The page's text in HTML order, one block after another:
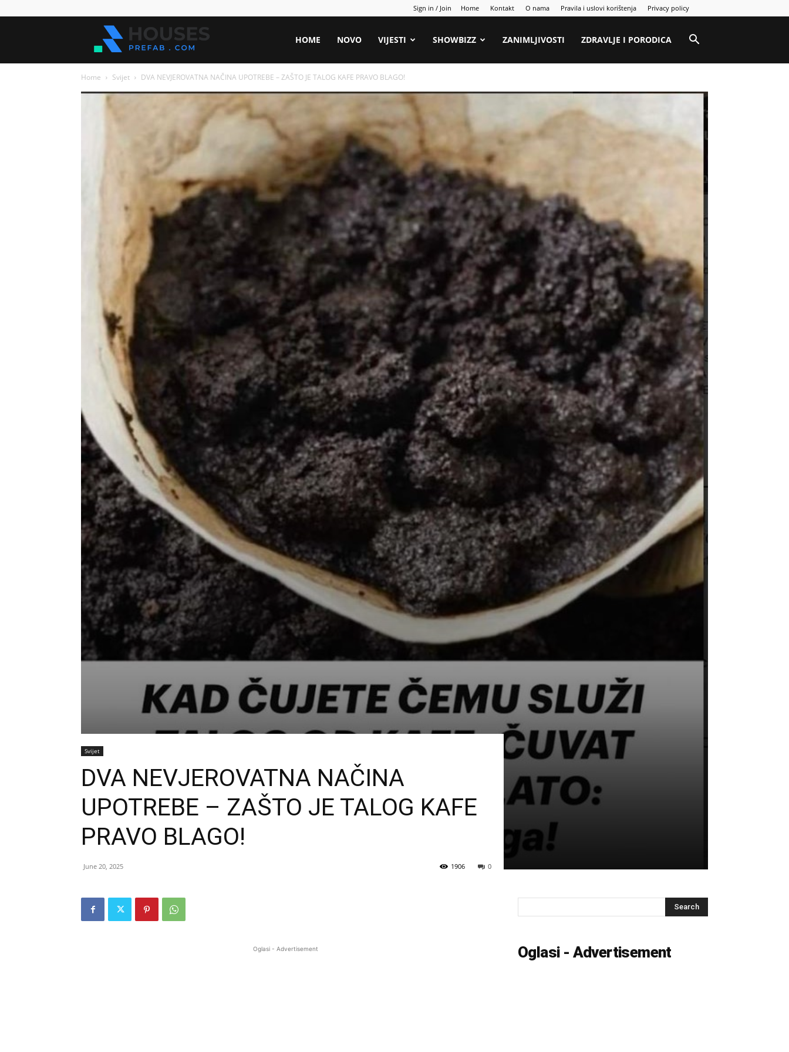
Sign in / Join Home Kontakt O nama Pravila i uslovi korištenja Privacy policy
HOME NOVO VIJESTI SHOWBIZZ ZANIMLJIVOSTI ZDRAVLJE I PORODICA
Home Svijet DVA NEVJEROVATNA NAČINA UPOTREBE – ZAŠTO JE TALOG KAFE PRAVO BLAGO!
Svijet
DVA NEVJEROVATNA NAČINA
UPOTREBE – ZAŠTO JE TALOG KAFE
PRAVO BLAGO!
June 20, 2025 0
1906
Oglasi - Advertisement Oglasi - Advertisement